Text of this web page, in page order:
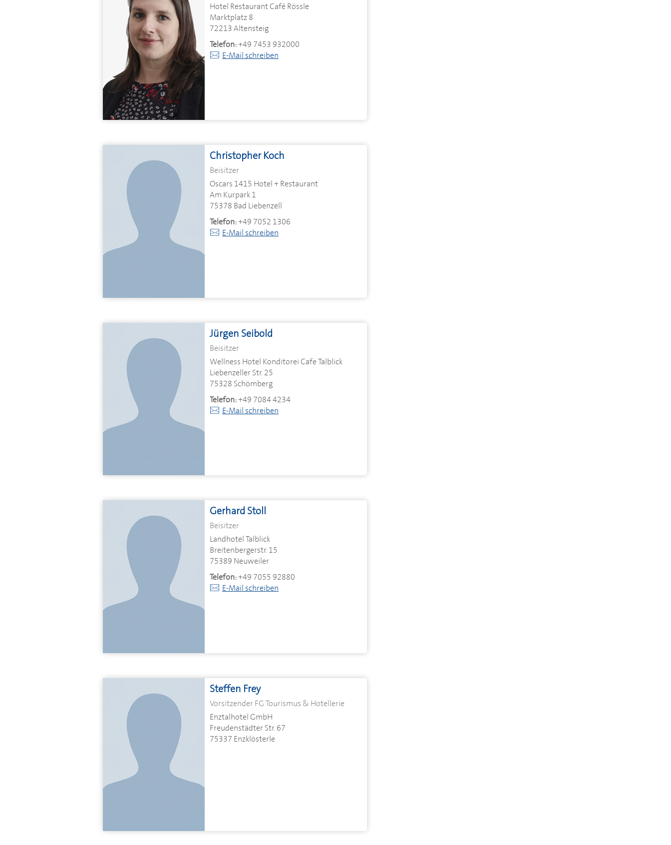
Hotel Restaurant Café Rössle
Marktplatz 8
72213 Altensteig
Telefon:+49 7453 932000
E-Mail schreiben
Christopher Koch
Beisitzer
Oscars 1415 Hotel + Restaurant
Am Kurpark 1
75378 Bad Liebenzell
Telefon:+49 7052 1306
E-Mail schreiben
Jürgen Seibold
Beisitzer
Wellness Hotel Konditorei Cafe Talblick
Liebenzeller Str. 25
75328 Schömberg
Telefon:+49 7084 4234
E-Mail schreiben
Gerhard Stoll
Beisitzer
Landhotel Talblick
Breitenbergerstr. 15
75389 Neuweiler
Telefon:+49 7055 92880
E-Mail schreiben
Steffen Frey
Vorsitzender FG Tourismus & Hotellerie
Enztalhotel GmbH
Freudenstädter Str. 67
75337 Enzklösterle